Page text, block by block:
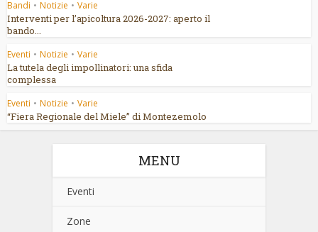
Bandi • Notizie • Varie
Interventi per l’apicoltura 2026-2027: aperto il
bando...
Eventi • Notizie • Varie
La tutela degli impollinatori: una sfida
complessa
Eventi • Notizie • Varie
“Fiera Regionale del Miele” di Montezemolo
MENU
Eventi
Zone